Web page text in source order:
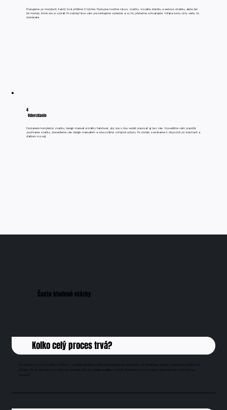
Pracujeme po moduloch, každý trvá približne 3 týždne. Postupne tvoríme názov značky, vizuálnu identitu a webovú stránku, alebo len
tie moduly, ktoré ste si vybrali. Po každej fáze vám prezentujeme výsledok a vy ho priebežne schvaľujete. Vďaka tomu vždy viete, čo
dostávate.
4
Odovzdanie
Dostanete kompletnú značku, design manuál a krátky handover, aby ste s ňou vedeli pracovať aj bez nás. Vysvetlíme vám pravidlá
používania značky, prevedieme vás design manuálom a odovzdáme zdrojové súbory. Po dodaní zostávame k dispozícii pri otázkach a
ďalšom rozvoji.
​Často kladené otázky
Koľko celý proces trvá?
Pri všetkých troch moduloch (názov, vizuálna identita, web) sa pohybujeme medzi 9 a 12 týždňami. Každý modul trvá približne tri
týždne. Ak si vyberiete len niektoré moduly, čas sa zodpovedajúco skráti. Konkrétny harmonogram dohodneme na úvodnom